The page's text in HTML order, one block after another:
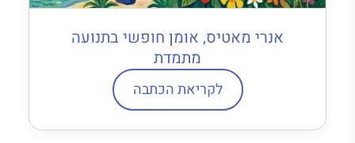
אנרי מאטיס, אומן חופשי בתנועה
מתמדת
לקריאת הכתבה